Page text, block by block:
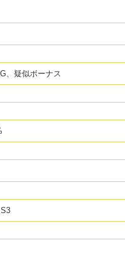
、疑似ボーナス